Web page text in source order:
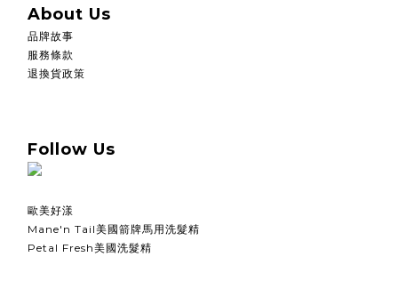
About Us
品牌故事
服務條款
退換貨政策
Follow Us
歐美好漾
Mane'n Tail美國箭牌馬用洗髮精
Petal Fresh美國洗髮精